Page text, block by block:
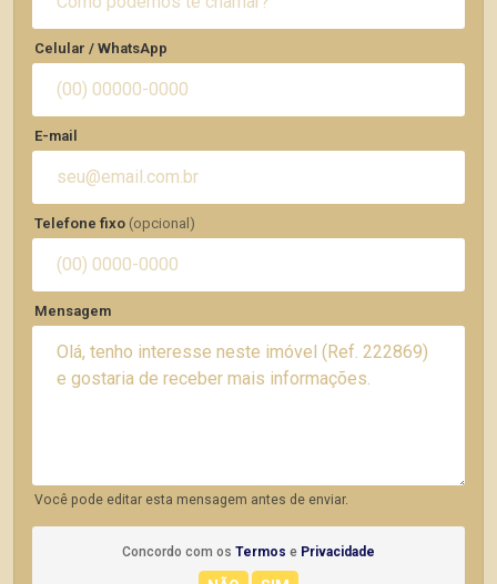
Celular / WhatsApp
E-mail
Telefone fixo (opcional)
Mensagem
Você pode editar esta mensagem antes de enviar.
Concordo com os Termos e Privacidade